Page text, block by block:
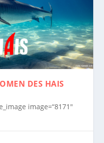
DES HAIS
image=“8171″